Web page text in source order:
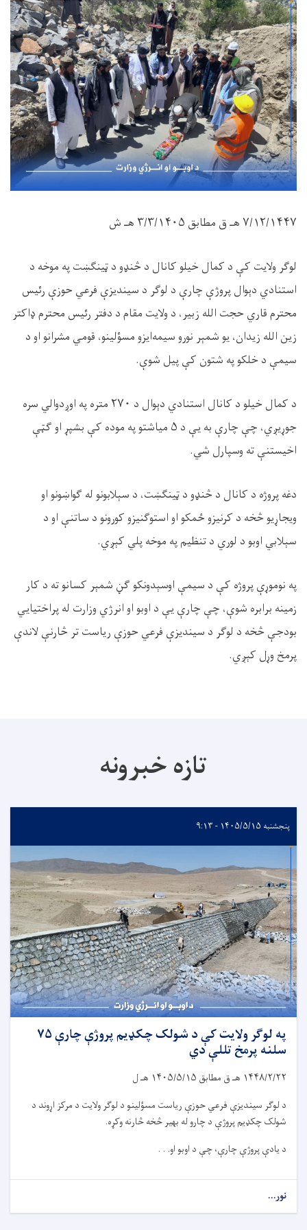
۷/۱۲/۱۴۴۷ هـ ق مطابق ۳/۳/۱۴۰۵ هـ ش
لوګر ولایت کې د کمال خيلو کانال د څنډو د ټینګښت په موخه د
استنادي دېوال پروژې چارې د لوګر د سیندیزې فرعي حوزې رئيس
محترم قاري حجت الله زبير، د ولایت مقام د دفتر رئيس محترم ډاکتر
زين الله زيدان، یو شمېر نورو سیمه‌ایزو مسؤلینو، قومي مشرانو او د
سیمې د خلکو په شتون کې پیل شوې.
د کمال خيلو د کانال استنادي دېوال د ۲۷۰ متره په اوږدوالي سره
جوړیږي، چې چارې به یې د ۵ میاشتو په موده کې بشپړ او ګټې
اخیستنې ته وسپارل شي.
دغه پروژه د کانال د څنډو د ټینګښت، د سېلابونو له ګواښونو او
ویجاړیو څخه د کرنیزو ځمکو او استوګنیزو کورونو د ساتنې او د
سېلابي اوبو د لوري د تنظیم په موخه پلي کېږي.
په نوموړې پروژه کې د سیمې اوسېدونکو ګڼ شمېر کسانو ته د کار
زمینه برابره شوې، چې چارې یې د اوبو او انرژي وزارت له پراختیایي
بودجې څخه د لوګر د سیندیزې فرعي حوزې ریاست تر څارنې لاندې
پرمخ وړل کېږي.
تازه خبرونه
پنجشنبه ۱۴۰۵/۵/۱۵ - ۹:۱۳
په لوګر ولایت کې د شولک چکډیم پروژې چارې ۷۵
سلنه پرمخ تللې دي
۱۴۴۸/۲/۲۲ هـ ق مطابق ۱۴۰۵/۵/۱۵ هـ ل
د لوګر سیندیزې فرعي حوزې ریاست مسؤلینو د لوګر ولایت د مرکز اړوند د
شولک چکډیم پروژې د چارو له بهیر څخه څارنه وکړه.
د یادې پروژې چارې، چې د اوبو او. . .
نور...